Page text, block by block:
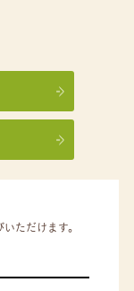
ただけます。